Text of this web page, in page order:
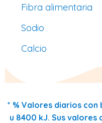
Fibra alimentaria
Sodio
Calcio
* % Valores diarios con
u 8400 kJ. Sus valores